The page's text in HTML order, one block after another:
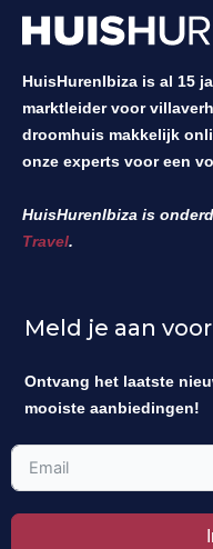
HuisHurenIbiza is al 15
marktleider voor
droomhuis makkelijk
onze experts voor een
HuisHurenIbiza is
Travel.
Meld je aan
Ontvang het laatste
mooiste aanbiedingen!